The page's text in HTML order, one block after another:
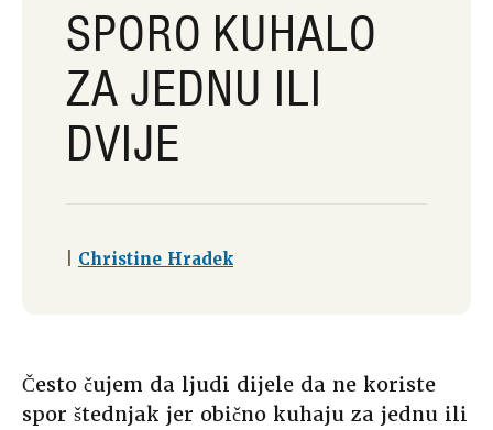
SPORO KUHALO
ZA JEDNU ILI
DVIJE
Christine Hradek
Često čujem da ljudi dijele da ne koriste
spor štednjak jer obično kuhaju za jednu ili